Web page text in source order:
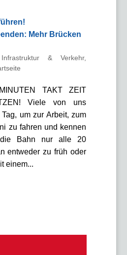
Mehr Brücken
Infrastruktur & Verkehr,
TAKT ZEIT
Viele von uns
um zur Arbeit, zum
zu fahren und kennen
Bahn nur alle 20
entweder zu früh oder
einem...